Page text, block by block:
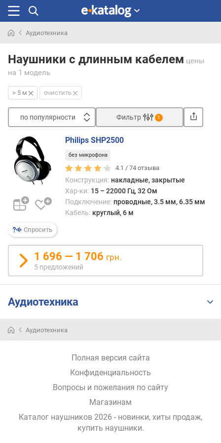
раньше
Аудиотехника
Наушники с длинным кабелем цены
на 1 модель
> 5 м очистить
по популярности
п
о
п
о
у
л
р
н
с
о
е
о
Фильтр 1
Спросить
Philips SHP2500
без микрофона
4.1 /74 отзыва
Конструкция: накладные, закрытые
Хар-ки: 15 – 22000 Гц, 32 Ом
Подключение: проводные, 3.5 мм, 6.35 мм
Кабель: круглый, 6 м
1 696 — 1 706 грн.
5 предложений
Аудиотехника
Аудиотехника
Полная версия сайта
Конфиденциальность
Вопросы и пожелания по сайту
Магазинам
Каталог наушников 2026 - новинки, хиты продаж,
купить наушники.